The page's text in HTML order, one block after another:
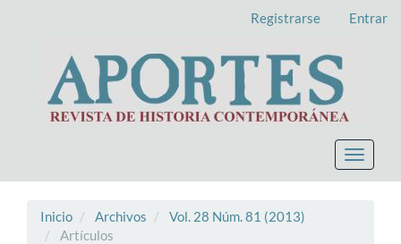
principal
Barra
lateral
Registrarse Entrar
Toggle
Inicio Archivos
Vol. 28 Núm. 81 (2013)
Artículos